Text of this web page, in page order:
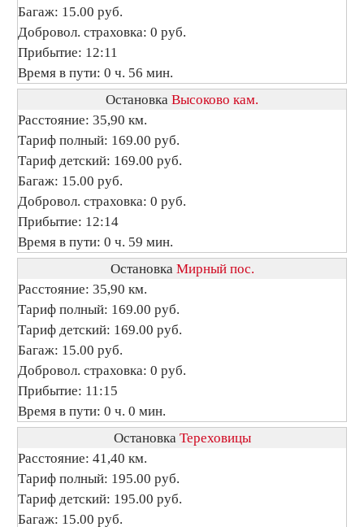
Багаж: 15.00 руб.
Добровол. страховка: 0 руб.
Прибытие: 12:11
Время в пути: 0 ч. 56 мин.
Остановка Высоково кам.
Расстояние: 35,90 км.
Тариф полный: 169.00 руб.
Тариф детский: 169.00 руб.
Багаж: 15.00 руб.
Добровол. страховка: 0 руб.
Прибытие: 12:14
Время в пути: 0 ч. 59 мин.
Остановка Мирный пос.
Расстояние: 35,90 км.
Тариф полный: 169.00 руб.
Тариф детский: 169.00 руб.
Багаж: 15.00 руб.
Добровол. страховка: 0 руб.
Прибытие: 11:15
Время в пути: 0 ч. 0 мин.
Остановка Тереховицы
Расстояние: 41,40 км.
Тариф полный: 195.00 руб.
Тариф детский: 195.00 руб.
Багаж: 15.00 руб.